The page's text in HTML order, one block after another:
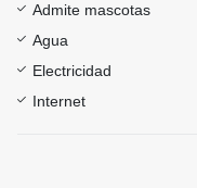
Admite mascotas
Agua
Electricidad
Internet